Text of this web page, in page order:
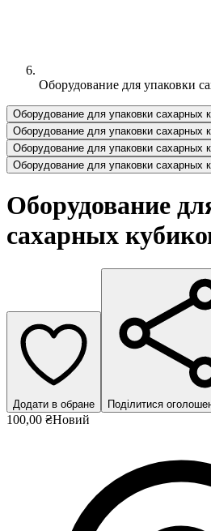
Оборудование для упаковки
Оборудование для упаковки сахарных
Оборудование для упаковки сахарных
Оборудование для упаковки сахарных
Оборудование для упаковки сахарных
Оборудование
сахарных
Додати в обране Поділитися
100,00 ₴Новий